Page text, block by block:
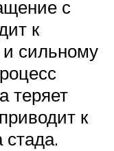
с
к
сильному
теряет
к